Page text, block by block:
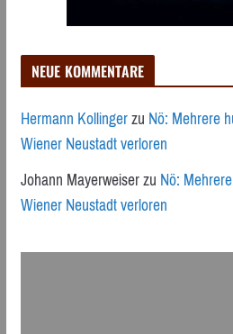
NEUE KOMMENTARE
Hermann KollingerzuNö: Mehrere
Wiener Neustadt verloren
Johann MayerweiserzuNö:
Wiener Neustadt verloren